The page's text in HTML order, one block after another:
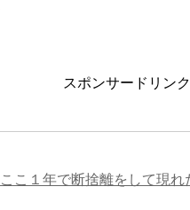
スポンサードリンク
ここ１年で断捨離をして現